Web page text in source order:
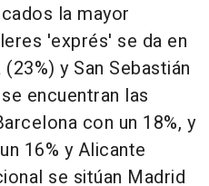
la mayor
'exprés' se da en
y San Sebastián
encuentran las
con un 18%, y
16% y Alicante
se sitúan Madrid